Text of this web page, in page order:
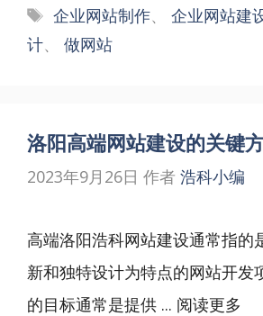
标
签
企业网站制作、 企业网站建
计、 做网站
洛阳高端网站建设的关键
2023年9月26日 作者 浩科小编
高端洛阳浩科网站建设通常指的
新和独特设计为特点的网站开发
的目标通常是提供 ... 阅读更多